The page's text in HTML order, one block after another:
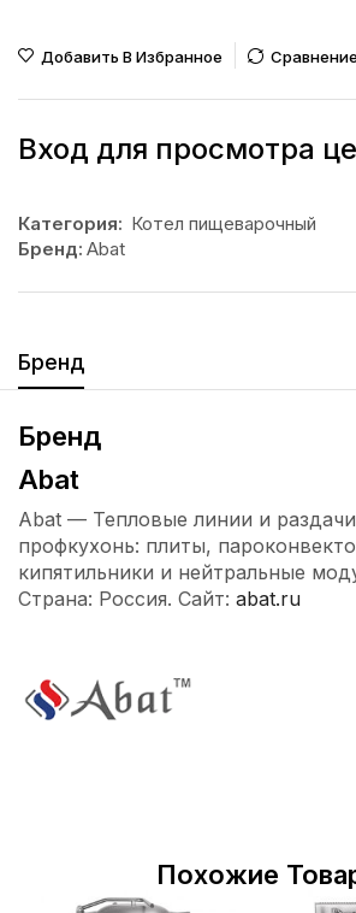
Добавить В Избранное Сравнение
Вход для просмотра
Категория: Котел пищеварочный
Бренд: Abat
Бренд
Бренд
Abat
Abat — Тепловые линии и
профкухонь: плиты,
кипятильники и нейтральные
Страна: Россия. Сайт: abat.ru
Похожие